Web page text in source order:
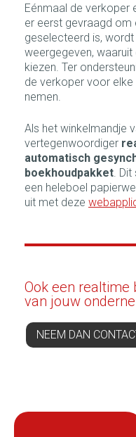
Eénmaal de verkoper
er eerst gevraagd om
geselecteerd is,
weergegeven,
kiezen. Ter
de verkoper voor elke
nemen.
Als het winkelmandje
vertegenwoordiger
automatisch
boekhoudpakket .
een heleboel
uit met deze
Ook een
van jouw
NEEM DAN